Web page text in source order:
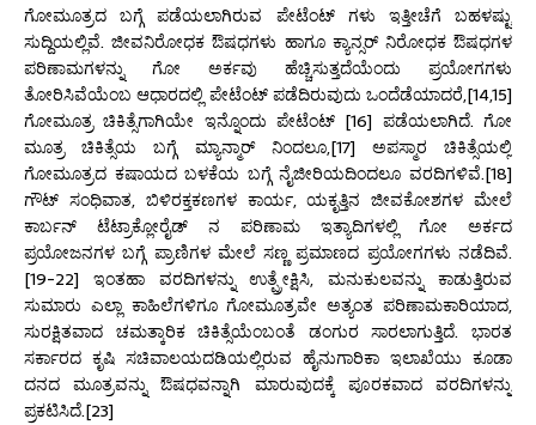
ಗೋಮೂತ್ರದ ಬಗ್ಗೆ ಪಡೆಯಲಾಗಿರುವ ಪೇಟೆಂಟ್ ಗಳು ಇತ್ತೀಚೆಗೆ ಬಹಳಷ್ಟು
ಸುದ್ದಿಯಲ್ಲಿವೆ. ಜೀವನಿರೋಧಕ ಔಷಧಗಳು ಹಾಗೂ ಕ್ಯಾನ್ಸರ್ ನಿರೋಧಕ ಔಷಧಗಳ
ಪರಿಣಾಮಗಳನ್ನು ಗೋ ಅರ್ಕವು ಹೆಚ್ಚಿಸುತ್ತದೆಯೆಂದು ಪ್ರಯೋಗಗಳು
ತೋರಿಸಿವೆಯೆಂಬ ಆಧಾರದಲ್ಲಿ ಪೇಟೆಂಟ್ ಪಡೆದಿರುವುದು ಒಂದೆಡೆಯಾದರೆ,[14,15]
ಗೋಮೂತ್ರ ಚಿಕಿತ್ಸೆಗಾಗಿಯೇ ಇನ್ನೊಂದು ಪೇಟೆಂಟ್ [16] ಪಡೆಯಲಾಗಿದೆ. ಗೋ
ಮೂತ್ರ ಚಿಕಿತ್ಸೆಯ ಬಗ್ಗೆ ಮ್ಯಾನ್ಮಾರ್ ನಿಂದಲೂ,[17] ಅಪಸ್ಮಾರ ಚಿಕಿತ್ಸೆಯಲ್ಲಿ
ಗೋಮೂತ್ರದ ಕಷಾಯದ ಬಳಕೆಯ ಬಗ್ಗೆ ನೈಜೀರಿಯದಿಂದಲೂ ವರದಿಗಳಿವೆ.[18]
ಗೌಟ್ ಸಂಧಿವಾತ, ಬಿಳಿರಕ್ತಕಣಗಳ ಕಾರ್ಯ, ಯಕೃತ್ತಿನ ಜೀವಕೋಶಗಳ ಮೇಲೆ
ಕಾರ್ಬನ್ ಟೆಟ್ರಾಕ್ಲೋರೈಡ್ ನ ಪರಿಣಾಮ ಇತ್ಯಾದಿಗಳಲ್ಲಿ ಗೋ ಅರ್ಕದ
ಪ್ರಯೋಜನಗಳ ಬಗ್ಗೆ ಪ್ರಾಣಿಗಳ ಮೇಲೆ ಸಣ್ಣ ಪ್ರಮಾಣದ ಪ್ರಯೋಗಗಳು ನಡೆದಿವೆ.
[19-22] ಇಂತಹಾ ವರದಿಗಳನ್ನು ಉತ್ಪ್ರೇಕ್ಷಿಸಿ, ಮನುಕುಲವನ್ನು ಕಾಡುತ್ತಿರುವ
ಸುಮಾರು ಎಲ್ಲಾ ಕಾಹಿಲೆಗಳಿಗೂ ಗೋಮೂತ್ರವೇ ಅತ್ಯಂತ ಪರಿಣಾಮಕಾರಿಯಾದ,
ಸುರಕ್ಷಿತವಾದ ಚಮತ್ಕಾರಿಕ ಚಿಕಿತ್ಸೆಯೆಂಬಂತೆ ಡಂಗುರ ಸಾರಲಾಗುತ್ತಿದೆ. ಭಾರತ
ಸರ್ಕಾರದ ಕೃಷಿ ಸಚಿವಾಲಯದಡಿಯಲ್ಲಿರುವ ಹೈನುಗಾರಿಕಾ ಇಲಾಖೆಯು ಕೂಡಾ
ದನದ ಮೂತ್ರವನ್ನು ಔಷಧವನ್ನಾಗಿ ಮಾರುವುದಕ್ಕೆ ಪೂರಕವಾದ ವರದಿಗಳನ್ನು
ಪ್ರಕಟಿಸಿದೆ.[23]